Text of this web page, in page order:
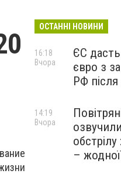
ОСТАННІ НОВИНИ
ЄС
євро з
РФ після
16:18
Вчора
–
14:19
Вчора